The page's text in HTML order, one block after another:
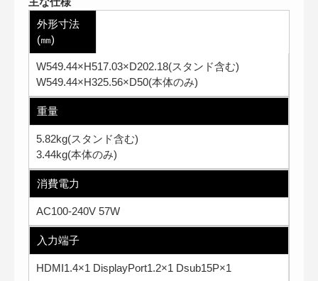
外形寸法
(㎜)
W549.44×H517.03×D202.18(スタンド含む)
W549.44×H325.56×D50(本体のみ)
重量
5.82kg(スタンド含む)
3.44kg(本体のみ)
消費電力
AC100-240V 57W
入力端子
HDMI1.4×1 DisplayPort1.2×1 Dsub15P×1